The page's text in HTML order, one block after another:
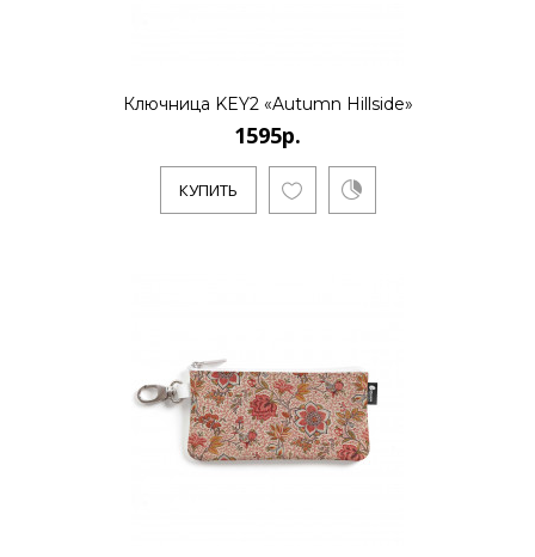
..
КУПИТЬ
Ключница KEY2 «Autumn Hillside»
1595р.
КУПИТЬ